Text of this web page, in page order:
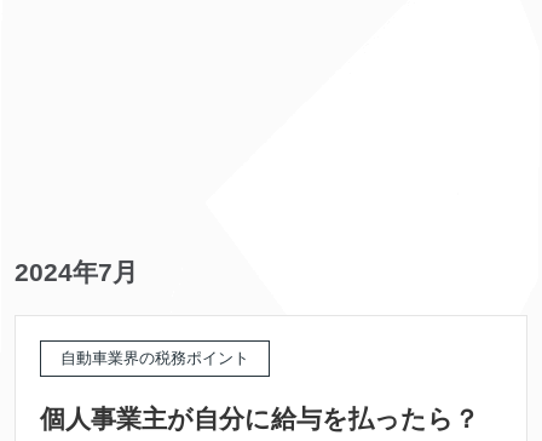
2024年7月
自動車業界の税務ポイント
個人事業主が自分に給与を払ったら？